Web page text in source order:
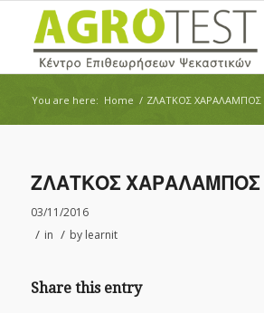
You are here: Home / ΖΛΑΤΚΟΣ ΧΑΡΑΛΑΜΠΟΣ
ΖΛΑΤΚΟΣ ΧΑΡΑΛΑΜΠΟΣ
03/11/2016
/ in / by learnit
Share this entry